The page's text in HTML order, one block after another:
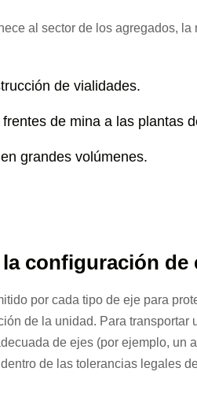
al sector de los agregados,
de vialidades.
de mina a las plantas
grandes volúmenes.
configuración
por cada tipo de eje para
de la unidad. Para transportar
de ejes (por ejemplo, un
de las tolerancias legales